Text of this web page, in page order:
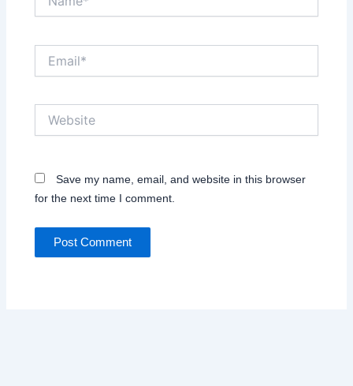
Save my name, email, and website in this browser
for the next time I comment.